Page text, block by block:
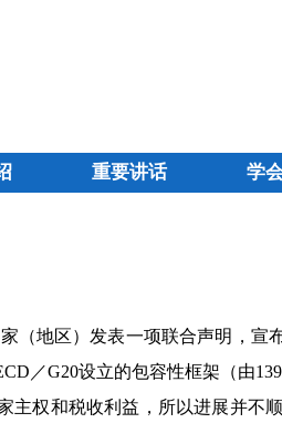
重要讲话 学
地区）发表一项联合声明，宣
／G20设立的包容性框架（由
和税收利益，所以进展并不